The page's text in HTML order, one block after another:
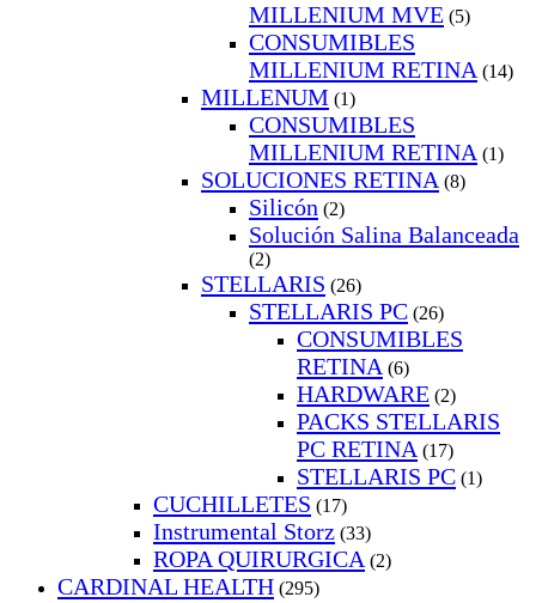
MILLENIUM MVE (5)
CONSUMIBLES
MILLENIUM RETINA (14)
MILLENUM (1)
CONSUMIBLES
MILLENIUM RETINA (1)
SOLUCIONES RETINA (8)
Silicón (2)
Solución Salina Balanceada
(2)
STELLARIS (26)
STELLARIS PC (26)
CONSUMIBLES
RETINA (6)
HARDWARE (2)
PACKS STELLARIS
PC RETINA (17)
STELLARIS PC (1)
CUCHILLETES (17)
Instrumental Storz (33)
ROPA QUIRURGICA (2)
CARDINAL HEALTH (295)